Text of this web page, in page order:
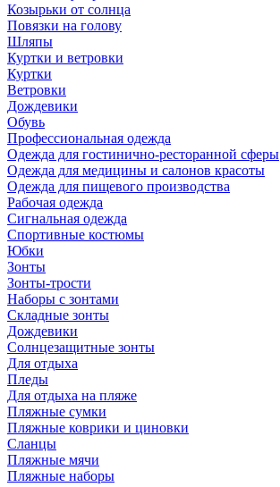
Козырьки от солнца
Повязки на голову
Шляпы
Куртки и ветровки
Куртки
Ветровки
Дождевики
Обувь
Профессиональная одежда
Одежда для гостинично-ресторанной сферы
Одежда для медицины и салонов красоты
Одежда для пищевого производства
Рабочая одежда
Сигнальная одежда
Спортивные костюмы
Юбки
Зонты
Зонты-трости
Наборы с зонтами
Складные зонты
Дождевики
Солнцезащитные зонты
Для отдыха
Пледы
Для отдыха на пляже
Пляжные сумки
Пляжные коврики и циновки
Сланцы
Пляжные мячи
Пляжные наборы